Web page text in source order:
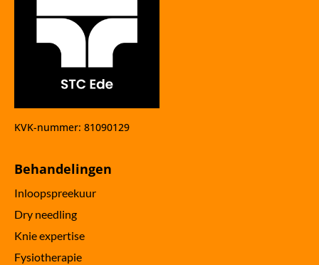
KVK-nummer: 81090129
Behandelingen
Inloopspreekuur
Dry needling
Knie expertise
Fysiotherapie